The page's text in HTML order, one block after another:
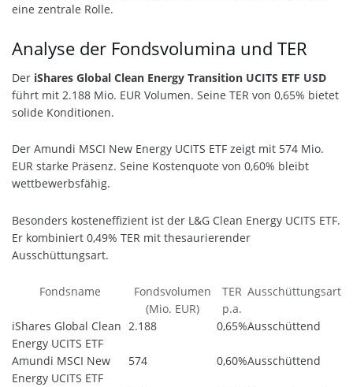
eine zentrale Rolle.
Analyse der Fondsvolumina und TER
Der iShares Global Clean Energy Transition UCITS ETF USD
führt mit 2.188 Mio. EUR Volumen. Seine TER von 0,65% bietet
solide Konditionen.
Der Amundi MSCI New Energy UCITS ETF zeigt mit 574 Mio.
EUR starke Präsenz. Seine Kostenquote von 0,60% bleibt
wettbewerbsfähig.
Besonders kosteneffizient ist der L&G Clean Energy UCITS ETF.
Er kombiniert 0,49% TER mit thesaurierender
Ausschüttungsart.
Fondsname
Fondsvolumen
(Mio. EUR)
TER
p.a.
Ausschüttungsart
iShares Global Clean
Energy UCITS ETF
2.188 0,65%Ausschüttend
Amundi MSCI New
Energy UCITS ETF
574 0,60%Ausschüttend